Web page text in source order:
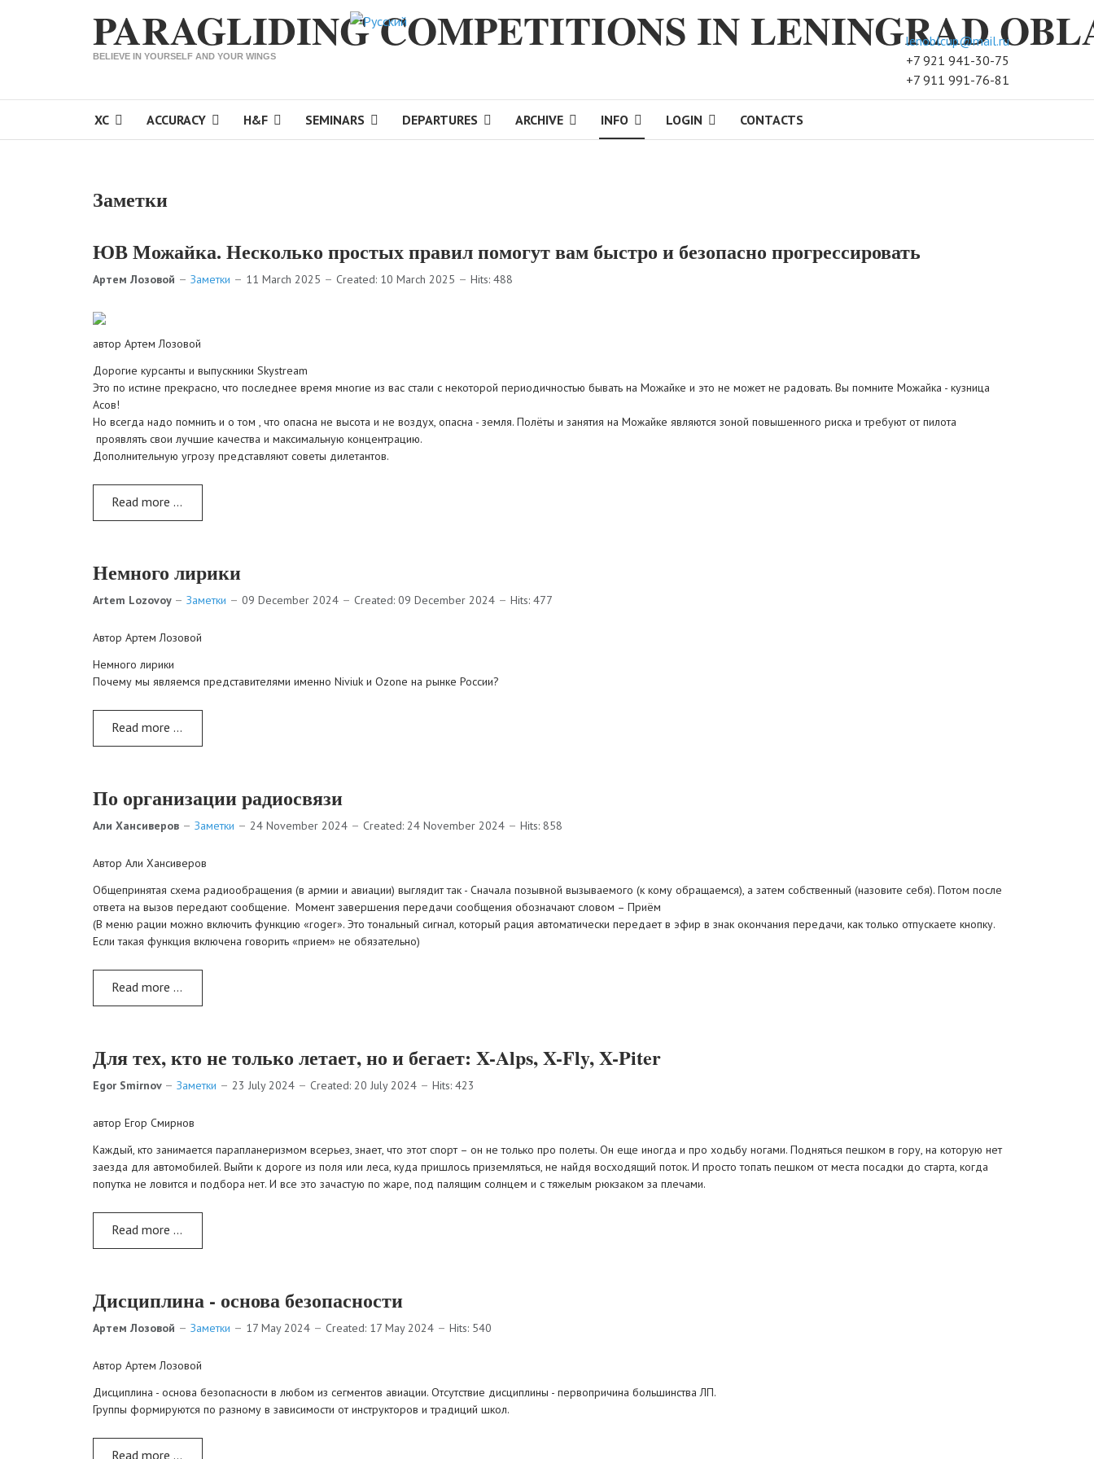
PARAGLIDING COMPETITIONS IN LENINGRAD
BELIEVE IN YOURSELF AND YOUR WINGS
Select your language
lenoblcup@mail.ru
+7 921 941-30-75
+7 911 991-76-81
XC ACCURACY H&F SEMINARS DEPARTURES ARCHIVE INFO LOGIN CONTACTS
Заметки
ЮВ Можайка. Несколько простых правил помогут вам быстро и безопасно прогрессировать
Артем Лозовой Заметки 11 March 2025 Created: 10 March 2025 Hits: 488
автор Артем Лозовой
Дорогие курсанты и выпускники Skystream
Это по истине прекрасно, что последнее время многие из вас стали с некоторой периодичностью бывать на Можайке и это не может не радовать. Вы помните Можайка - кузница
Асов!
Но всегда надо помнить и о том , что опасна не высота и не воздух, опасна - земля. Полёты и занятия на Можайке являются зоной повышенного риска и требуют от пилота
проявлять свои лучшие качества и максимальную концентрацию.
Дополнительную угрозу представляют советы дилетантов.
Read more …
Немного лирики
Artem Lozovoy Заметки 09 December 2024 Created: 09 December 2024 Hits: 477
Автор Артем Лозовой
Немного лирики
Почему мы являемся представителями именно Niviuk и Ozone на рынке России?
Read more …
По организации радиосвязи
Али Хансиверов Заметки 24 November 2024 Created: 24 November 2024 Hits: 858
Автор Али Хансиверов
Общепринятая схема радиообращения (в армии и авиации) выглядит так - Сначала позывной вызываемого (к кому обращаемся), а затем собственный (назовите себя). Потом после
ответа на вызов передают сообщение. Момент завершения передачи сообщения обозначают словом – Приём
(В меню рации можно включить функцию «roger». Это тональный сигнал, который рация автоматически передает в эфир в знак окончания передачи, как только отпускаете кнопку.
Если такая функция включена говорить «прием» не обязательно)
Read more …
Для тех, кто не только летает, но и бегает: X-Alps, X-Fly, X-Piter
Egor Smirnov Заметки 23 July 2024 Created: 20 July 2024 Hits: 423
автор Егор Смирнов
Каждый, кто занимается парапланеризмом всерьез, знает, что этот спорт – он не только про полеты. Он еще иногда и про ходьбу ногами. Подняться пешком в гору, на которую нет
заезда для автомобилей. Выйти к дороге из поля или леса, куда пришлось приземляться, не найдя восходящий поток. И просто топать пешком от места посадки до старта, когда
попутка не ловится и подбора нет. И все это зачастую по жаре, под палящим солнцем и с тяжелым рюкзаком за плечами.
Read more …
Дисциплина - основа безопасности
Артем Лозовой Заметки 17 May 2024 Created: 17 May 2024 Hits: 540
Автор Артем Лозовой
Дисциплина - основа безопасности в любом из сегментов авиации. Отсутствие дисциплины - первопричина большинства ЛП.
Группы формируются по разному в зависимости от инструкторов и традиций школ.
Read more …